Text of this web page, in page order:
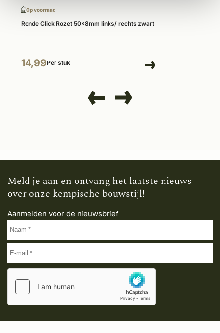
Op voorraad
Ronde Click Rozet 50x8mm links/ rechts zwart
14,99Per stuk
Meld je aan en ontvang het laatste nieuws
over onze kempische bouwstijl!
Aanmelden voor de nieuwsbrief